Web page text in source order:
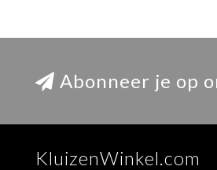
Abonneer je op
KluizenWinkel.com